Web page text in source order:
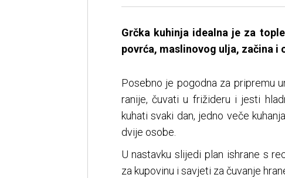
Grčka kuhinja idealna je za
povrća, maslinovog ulja, začina i
Posebno je pogodna za pripremu
ranije, čuvati u frižideru i jesti
kuhati svaki dan, jedno veče
dvije osobe.
U nastavku slijedi plan ishrane s
za kupovinu i savjeti za čuvanje